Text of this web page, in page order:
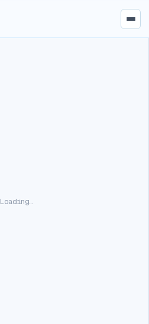
Loading…